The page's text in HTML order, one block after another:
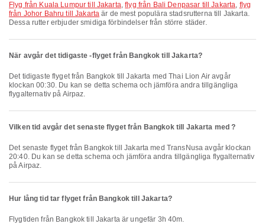
flyg från Kuala Lumpur till Jakarta,flyg från Bali Denpasar till Jakarta, flyg
från Johor Bahru till Jakarta är de mest populära stadsrutterna till Jakarta.
Dessa rutter erbjuder smidiga förbindelser från större städer.
När avgår det tidigaste -flyget från Bangkok till Jakarta?
Det tidigaste flyget från Bangkok till Jakarta med Thai Lion Air avgår
klockan 00:30. Du kan se detta schema och jämföra andra tillgängliga
flygalternativ på Airpaz.
Vilken tid avgår det senaste flyget från Bangkok till Jakarta med ?
Det senaste flyget från Bangkok till Jakarta med TransNusa avgår klockan
20:40. Du kan se detta schema och jämföra andra tillgängliga flygalternativ
på Airpaz.
Hur lång tid tar flyget från Bangkok till Jakarta?
Flygtiden från Bangkok till Jakarta är ungefär 3h 40m.